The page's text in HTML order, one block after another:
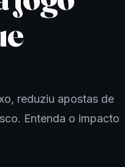
reduziu apostas de
Entenda o impacto